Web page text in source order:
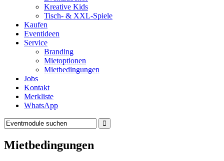
Kreative Kids
Tisch- & XXL-Spiele
Kaufen
Eventideen
Service
Branding
Mietoptionen
Mietbedingungen
Jobs
Kontakt
Merkliste
WhatsApp
Mietbedingungen